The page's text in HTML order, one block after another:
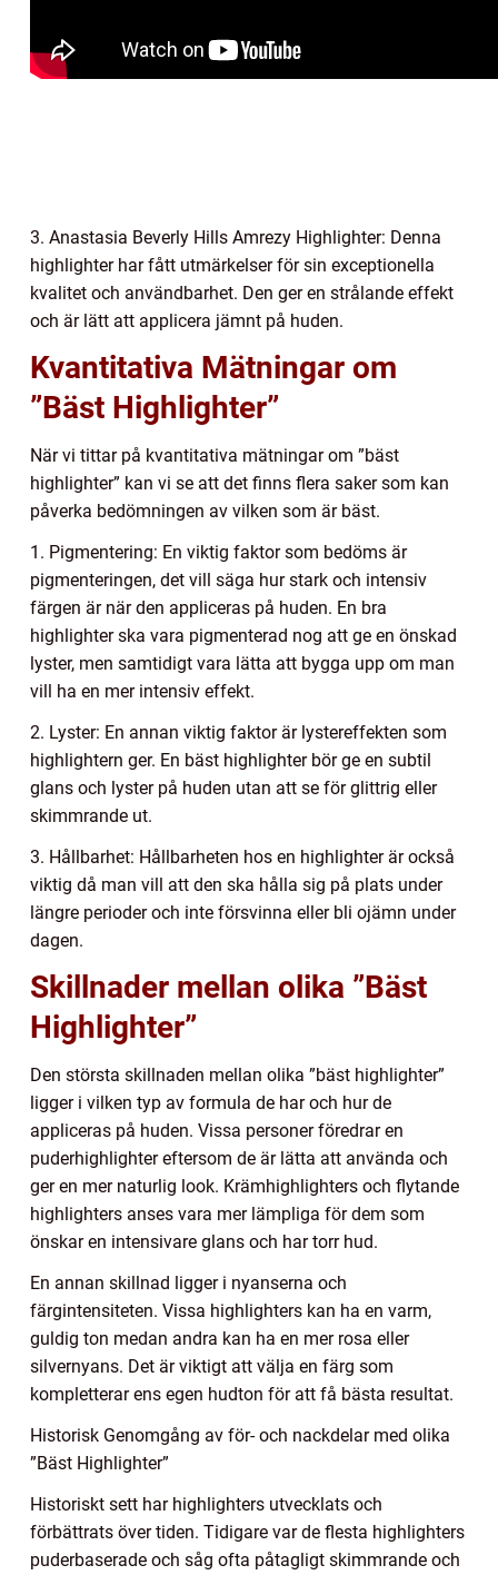
3. Anastasia Beverly Hills Amrezy Highlighter: Denna
highlighter har fått utmärkelser för sin exceptionella
kvalitet och användbarhet. Den ger en strålande effekt
och är lätt att applicera jämnt på huden.
Kvantitativa Mätningar om
”Bäst Highlighter”
När vi tittar på kvantitativa mätningar om ”bäst
highlighter” kan vi se att det finns flera saker som kan
påverka bedömningen av vilken som är bäst.
1. Pigmentering: En viktig faktor som bedöms är
pigmenteringen, det vill säga hur stark och intensiv
färgen är när den appliceras på huden. En bra
highlighter ska vara pigmenterad nog att ge en önskad
lyster, men samtidigt vara lätta att bygga upp om man
vill ha en mer intensiv effekt.
2. Lyster: En annan viktig faktor är lystereffekten som
highlightern ger. En bäst highlighter bör ge en subtil
glans och lyster på huden utan att se för glittrig eller
skimmrande ut.
3. Hållbarhet: Hållbarheten hos en highlighter är också
viktig då man vill att den ska hålla sig på plats under
längre perioder och inte försvinna eller bli ojämn under
dagen.
Skillnader mellan olika ”Bäst
Highlighter”
Den största skillnaden mellan olika ”bäst highlighter”
ligger i vilken typ av formula de har och hur de
appliceras på huden. Vissa personer föredrar en
puderhighlighter eftersom de är lätta att använda och
ger en mer naturlig look. Krämhighlighters och flytande
highlighters anses vara mer lämpliga för dem som
önskar en intensivare glans och har torr hud.
En annan skillnad ligger i nyanserna och
färgintensiteten. Vissa highlighters kan ha en varm,
guldig ton medan andra kan ha en mer rosa eller
silvernyans. Det är viktigt att välja en färg som
kompletterar ens egen hudton för att få bästa resultat.
Historisk Genomgång av för- och nackdelar med olika
”Bäst Highlighter”
Historiskt sett har highlighters utvecklats och
förbättrats över tiden. Tidigare var de flesta highlighters
puderbaserade och såg ofta påtagligt skimmrande och